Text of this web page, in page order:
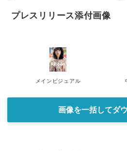
プレスリリース添付画像
メインビジュアル
画像を一括してダ